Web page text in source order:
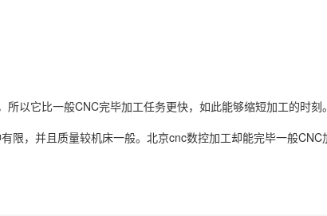
以它比一般CNC完毕加工任务更快，如此能够缩短加工的时刻。
限，并且质量较机床一般。北京cnc数控加工却能完毕一般CNC